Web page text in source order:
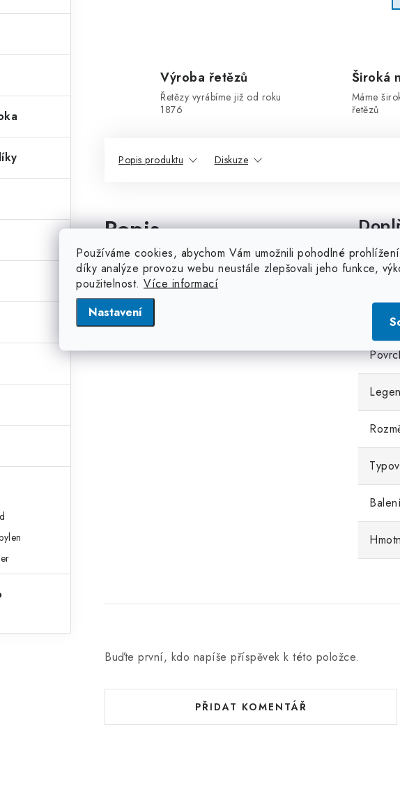
Používáme cookies, abychom Vám umožnili pohodlné
díky analýze provozu webu neustále zlepšovali jeho funkce,
použitelnost. Více informací
Nastavení
Výroba řetězů
Řetězy vyrábíme již od roku
1876
Široká
Máme
řetězů
Popis produktu Diskuze
Popis
produktu
Buďte první, kdo napíše příspěvek k této položce.
PŘIDAT KOMENTÁŘ